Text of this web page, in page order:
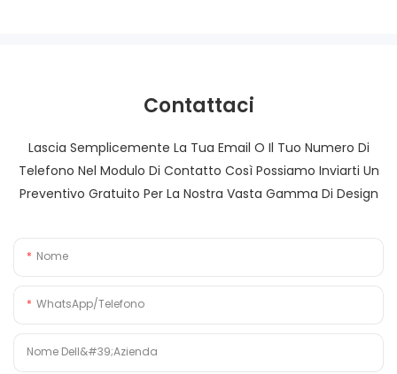
Contattaci
Lascia Semplicemente La Tua Email O Il Tuo Numero Di
Telefono Nel Modulo Di Contatto Così Possiamo Inviarti Un
Preventivo Gratuito Per La Nostra Vasta Gamma Di Design
Nome
WhatsApp/Telefono
Nome Dell&#39;azienda